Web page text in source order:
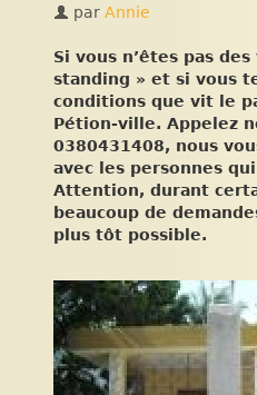
par Annie
Si vous n’êtes pas
standing » et si vous
conditions que vit le
Pétion-ville. Appelez
0380431408, nous
avec les personnes
Attention, durant
beaucoup de
plus tôt possible.